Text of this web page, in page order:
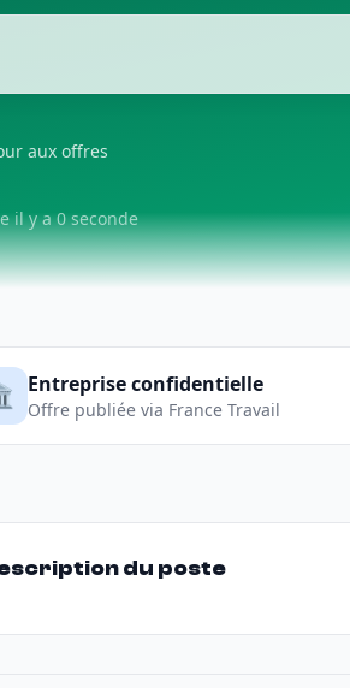
aux offres
il y a 0 seconde
Entreprise confidentielle
Offre publiée via France Travail
du poste